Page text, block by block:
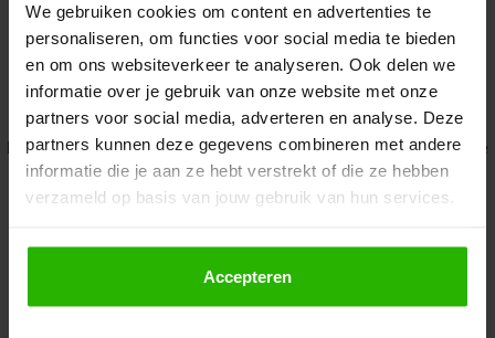
We gebruiken cookies om content en advertenties te
personaliseren, om functies voor social media te bieden
en om ons websiteverkeer te analyseren. Ook delen we
informatie over je gebruik van onze website met onze
partners voor social media, adverteren en analyse. Deze
partners kunnen deze gegevens combineren met andere
informatie die je aan ze hebt verstrekt of die ze hebben
verzameld op basis van jouw gebruik van hun services.
Als je op "Accepteer" klikt, dan geef je Voordeeluitjes.nl
toestemming om cookies voor social media en
gepersonaliseerde advertenties te plaatsen.
Accepteren
Application error: a client-side exception has occurred while
loadingwww.voordeeluitjes.nl (see the browser console for more
information).